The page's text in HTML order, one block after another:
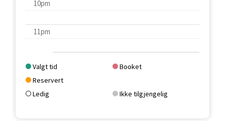
10pm
11pm
Valgt tid
Booket
Reservert
Ledig
Ikke tilgjengelig